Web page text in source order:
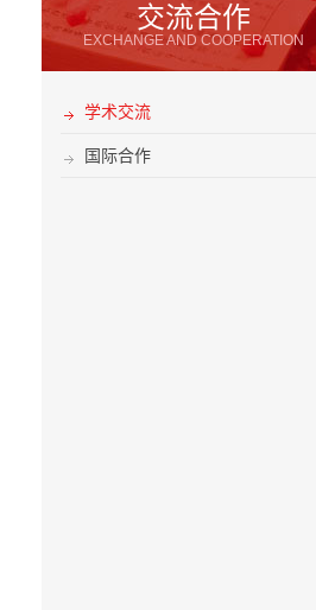
交流合作
EXCHANGE AND COOPERATION
学术交流
国际合作